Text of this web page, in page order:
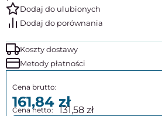
Koszty dostawy
Metody płatności
161,84 131,58